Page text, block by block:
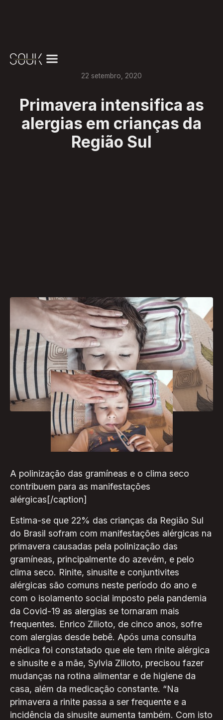
22 setembro 2020
Primavera intensifica as
alergias em crianças da
Região Sul
[caption id="attachment_455"
align="aligncenter" width="300"]
A polinização das gramíneas e o clima seco
contribuem para as manifestações
alérgicas[/caption]
Estima-se que 22% das crianças da Região Sul
do Brasil sofram com manifestações alérgicas na
primavera causadas pela polinização das
gramíneas, principalmente do azevém, e pelo
clima seco. Rinite, sinusite e conjuntivites
alérgicas são comuns neste período do ano e
com o isolamento social imposto pela pandemia
da Covid-19 as alergias se tornaram mais
frequentes. Enrico Zilioto, de cinco anos, sofre
com alergias desde bebê. Após uma consulta
médica foi constatado que ele tem rinite alérgica
e sinusite e a mãe, Sylvia Zilioto, precisou fazer
mudanças na rotina alimentar e de higiene da
casa, além da medicação constante. “Na
primavera a rinite passa a ser frequente e a
incidência da sinusite aumenta também. Com isto